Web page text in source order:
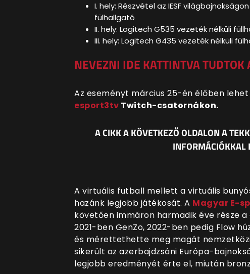
I. hely: Részvétel az IESF
fülhallgató
II. hely: Logitech G535 vezeték nélküli
III. hely: Logitech G435 vezeték nélküli
NEVEZNI IDE KATTINTVA TUDTOK
Az eseményt március 25-én élőben
esport3tv Twitch-csatornákon.
A CIKK A KÖVETKEZŐ OLDALON A
INFORMÁCIÓKKAL
A virtuális futball mellett a virtuális
hazánk legjobb játékosát. A Magyar E-
követően immáron harmadik éve része
2021-ben GenZo, 2022-ben pedig Flow
és mérettethette meg magát
sikerült az azerbajdzsáni Európa-
legjobb eredményét érte el, miután